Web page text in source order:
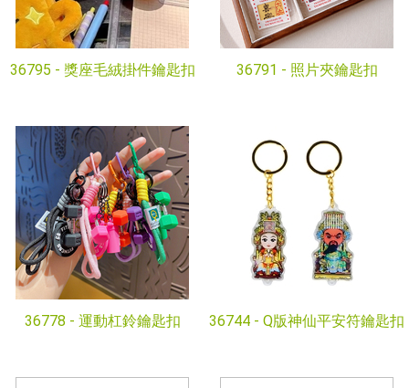
36795 - 獎座毛絨掛件鑰匙扣 36791 - 照片夾鑰匙扣
36778 - 運動杠鈴鑰匙扣 36744 - Q版神仙平安符鑰匙扣